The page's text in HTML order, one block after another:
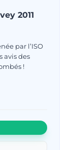
2011
par l’ISO
avis des
!